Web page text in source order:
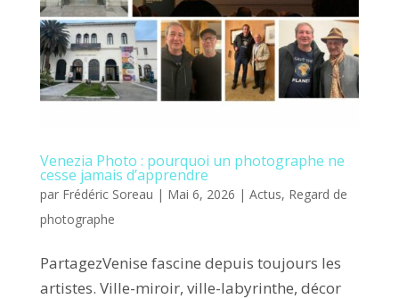
Venezia Photo : pourquoi un photographe ne
cesse jamais d’apprendre
par Frédéric Soreau | Mai 6, 2026 | Actus, Regard de
photographe
PartagezVenise fascine depuis toujours les
artistes. Ville-miroir, ville-labyrinthe, décor